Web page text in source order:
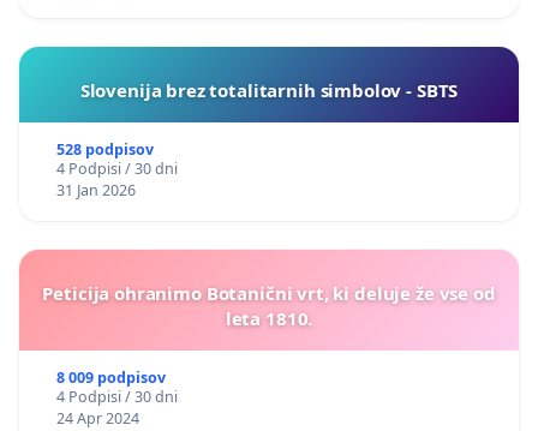
Slovenija brez totalitarnih simbolov - SBTS
528 podpisov
4 Podpisi / 30 dni
31 Jan 2026
Peticija ohranimo Botanični vrt, ki deluje že vse od
leta 1810.
8 009 podpisov
4 Podpisi / 30 dni
24 Apr 2024